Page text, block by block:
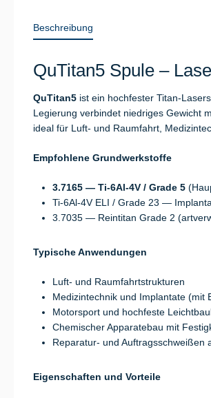
Beschreibung
QuTitan5 Spule –
QuTitan5 ist ein hochfester Titan-
Legierung verbindet niedriges Gewicht
ideal für Luft- und Raumfahrt,
Empfohlene Grundwerkstoffe
3.7165 — Ti-6Al-4V / Grade 5
Ti-6Al-4V ELI / Grade 23 —
3.7035 — Reintitan Grade 2
Typische Anwendungen
Luft- und Raumfahrtstrukturen
Medizintechnik und Implantate (mit
Motorsport und hochfeste
Chemischer Apparatebau mit
Reparatur- und Auftragsschweißen
Eigenschaften und Vorteile